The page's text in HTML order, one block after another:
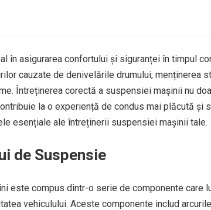
în asigurarea confortului și siguranței în timpul
cauzate de denivelările drumului, menținerea
Întreținerea corectă a suspensiei mașinii nu
la o experiență de condus mai plăcută și
esențiale ale întreținerii suspensiei mașinii tale.
de Suspensie
este compus dintr-o serie de componente care
vehiculului. Aceste componente includ